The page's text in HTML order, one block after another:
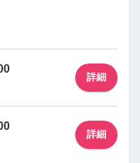
詳細
詳細